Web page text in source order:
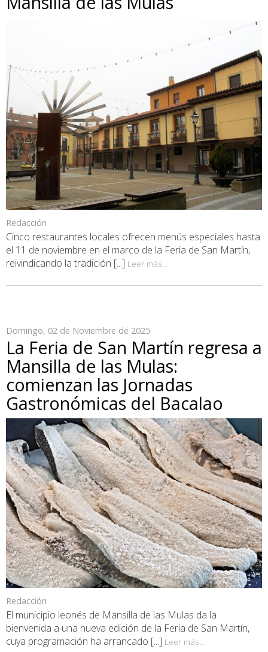
Redacción
Cinco restaurantes locales ofrecen menús especiales hasta
el 11 de noviembre en el marco de la Feria de San Martín,
reivindicando la tradición [...] Leer más...
Domingo, 02 de Noviembre de 2025
La Feria de San Martín regresa a
Mansilla de las Mulas:
comienzan las Jornadas
Gastronómicas del Bacalao
Redacción
El municipio leonés de Mansilla de las Mulas da la
bienvenida a una nueva edición de la Feria de San Martín,
cuya programación ha arrancado [...] Leer más...